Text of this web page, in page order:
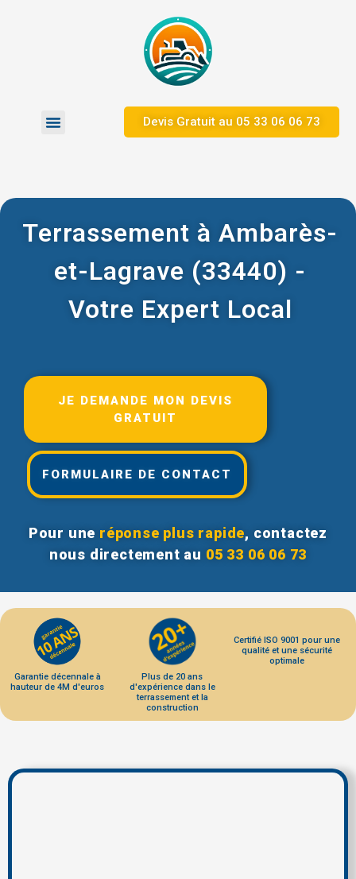
Devis Gratuit au ​05 33 06 06 73
Terrassement à Ambarès-
et-Lagrave (33440) -
Votre Expert Local
JE DEMANDE MON DEVIS
GRATUIT
FORMULAIRE DE CONTACT
Pour une réponse plus rapide, contactez
nous directement au 05 33 06 06 73
Garantie décennale à
hauteur de 4M d'euros
Plus de 20 ans
d'expérience dans le
terrassement et la
construction
Certifié ISO 9001 pour une
qualité et une sécurité
optimale